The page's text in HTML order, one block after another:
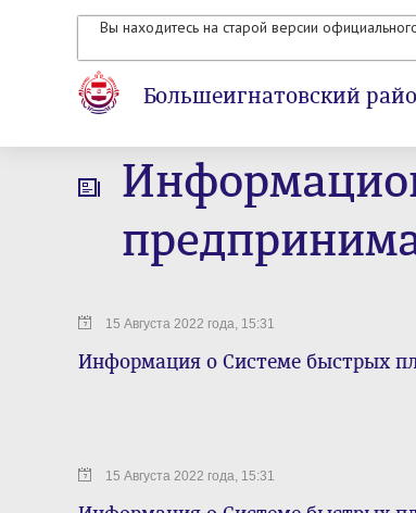
Вы находитесь на старой версии
Большеигнатовский
15 Августа 2022 года, 15:31
Информация о Системе быстрых
15 Августа 2022 года, 15:31